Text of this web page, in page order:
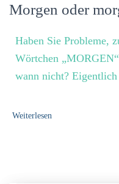
Morgen oder
Haben Sie Probleme,
Wörtchen
wann nicht?
Weiterlesen